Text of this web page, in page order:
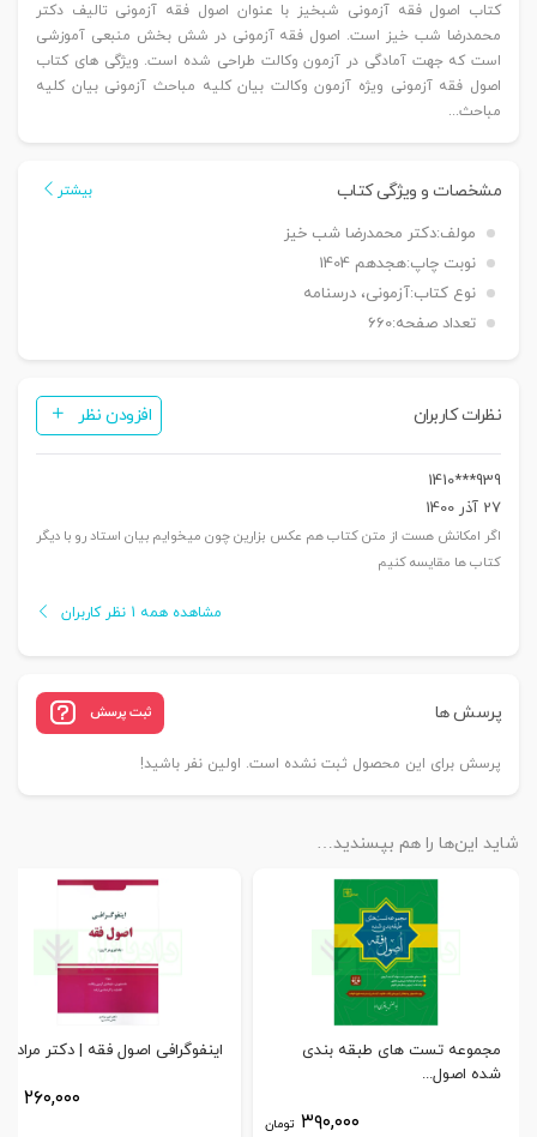
شب
خیز
عدد
کتاب اصول فقه آزمونی شبخیز با عنوان اصول فقه آزمونی تالیف دکتر
محمدرضا شب خیز است. اصول فقه آزمونی در شش بخش منبعی آموزشی
است که جهت آمادگی در آزمون وکالت طراحی شده است. ویژگی های کتاب
اصول فقه آزمونی ویژه آزمون وکالت بیان کلیه مباحث آزمونی بیان کلیه
مباحث...
مشخصات و ویژگی کتاب بیشتر
مولف:دکتر محمدرضا شب خیز
نوبت چاپ:هجدهم 1404
نوع کتاب:آزمونی، درسنامه
تعداد صفحه:660
نظرات کاربران افزودن نظر
939***1410
27 آذر 1400
اگر امکانش هست از متن کتاب هم عکس بزارین چون میخوایم بیان استاد رو با دیگر
کتاب ها مقایسه کنیم
مشاهده همه 1 نظر کاربران
پرسش ها ثبت پرسش
پرسش برای این محصول ثبت نشده است. اولین نفر باشید!
شاید این‌ها را هم بپسندید…
مجموعه تست های طبقه بندی
شده اصول...
۳۹۰,۰۰۰ تومان
اینفوگرافی اصول فقه | دکتر مرادی
۲۶۰,۰۰۰